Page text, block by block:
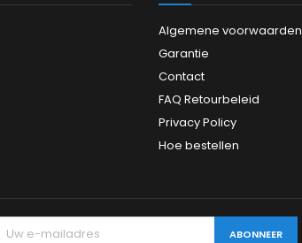
Algemene voorwaarden
Garantie
Contact
FAQ Retourbeleid
Privacy Policy
Hoe bestellen